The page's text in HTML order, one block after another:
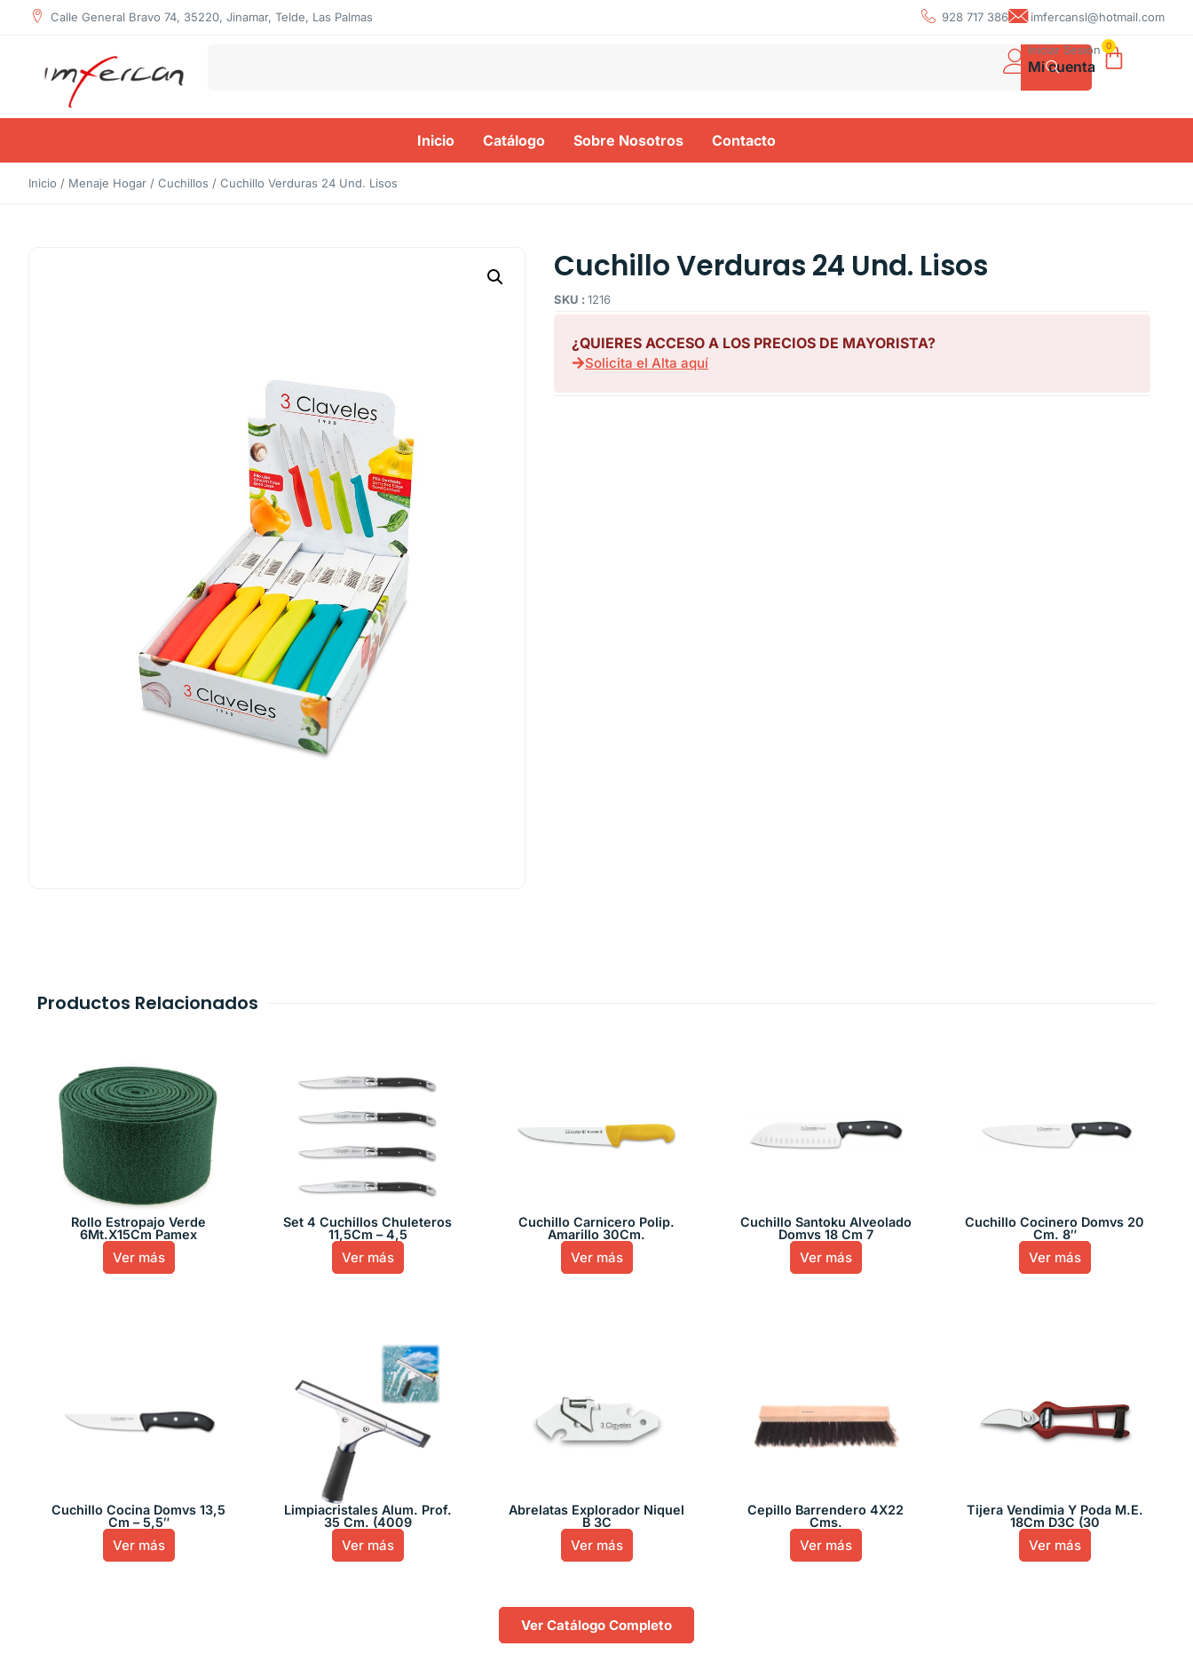
Calle General Bravo 74, 35220, Jinamar, Telde, Las Palmas 928 717 386 imfercansl@hotmail.com
Iniciar Sesión
Mi cuenta
0
Inicio Catálogo Sobre Nosotros Contacto
Inicio / Menaje Hogar / Cuchillos / Cuchillo Verduras 24 Und. Lisos
Cuchillo Verduras 24 Und. Lisos
SKU : 1216
¿QUIERES ACCESO A LOS PRECIOS DE MAYORISTA?
Solicita el Alta aquí
Productos Relacionados
Rollo Estropajo Verde
6Mt.X15Cm Pamex
Ver más
Set 4 Cuchillos Chuleteros
11,5Cm – 4,5
Ver más
Cuchillo Carnicero Polip.
Amarillo 30Cm.
Ver más
Cuchillo Santoku Alveolado
Domvs 18 Cm 7
Ver más
Cuchillo Cocinero Domvs 20
Cm. 8″
Ver más
Cuchillo Cocina Domvs 13,5
Cm – 5,5″
Ver más
Limpiacristales Alum. Prof.
35 Cm. (4009
Ver más
Abrelatas Explorador Niquel
B 3C
Ver más
Cepillo Barrendero 4X22
Cms.
Ver más
Tijera Vendimia Y Poda M.E.
18Cm D3C (30
Ver más
Ver Catálogo Completo